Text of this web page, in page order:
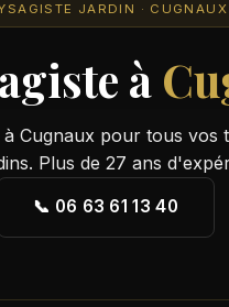
JARDIN ·
à
Cugnaux pour tous vos
Plus de 27 ans
📞 06 63 61 13 40